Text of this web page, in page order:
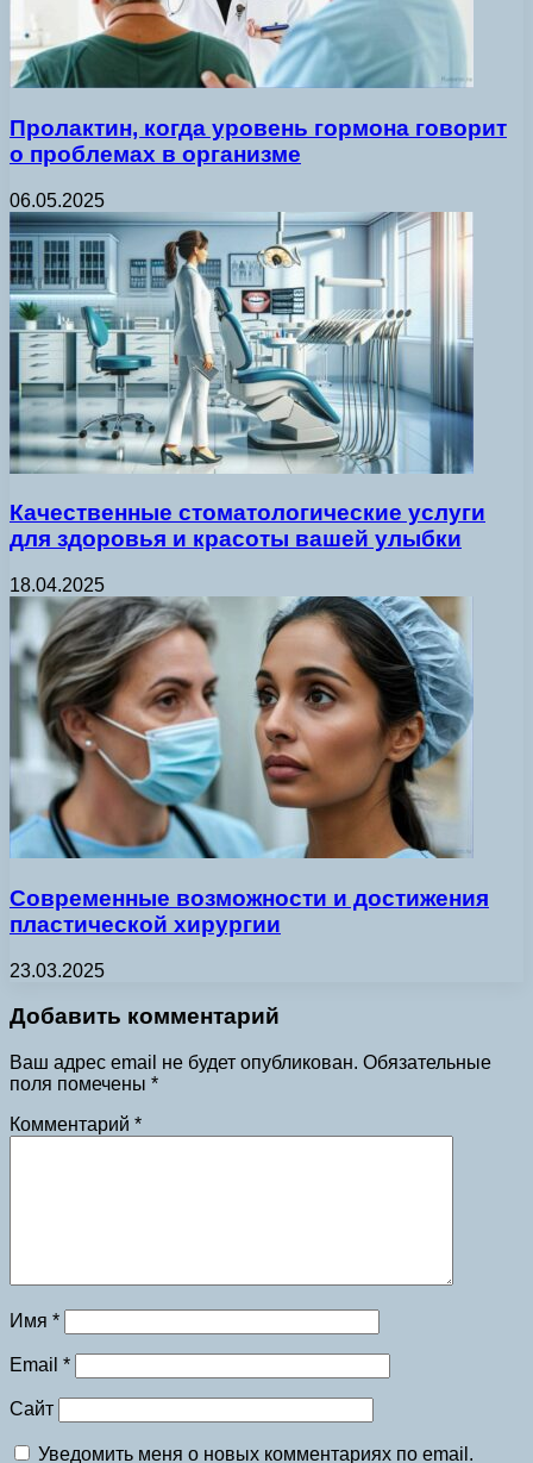
Пролактин, когда уровень гормона говорит
о проблемах в организме
06.05.2025
Качественные стоматологические услуги
для здоровья и красоты вашей улыбки
18.04.2025
Современные возможности и достижения
пластической хирургии
23.03.2025
Добавить комментарий
Ваш адрес email не будет опубликован. Обязательные
поля помечены *
Комментарий *
Имя *
Email *
Сайт
Уведомить меня о новых комментариях по email.